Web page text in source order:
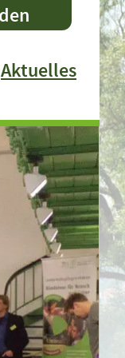
Aktuelles